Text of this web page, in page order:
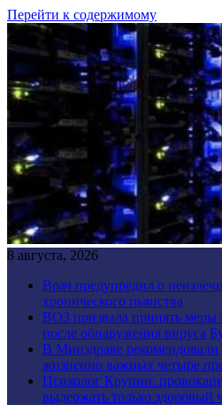
Перейти к содержимому
8 августа, 2026
Врач предупредил о
хронического пьянства
ВОЗ призвала принять меры
после обнаружения вируса
В Минздраве рекомендовали
жизненно важных четыре
Психолог Крупин:
выдержать только здоровый